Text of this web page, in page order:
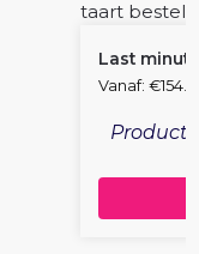
Last
Vanaf: €